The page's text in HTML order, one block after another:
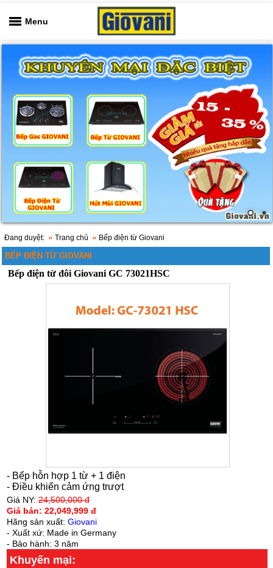
Menu
Đang duyệt: Trang chủ Bếp điện từ Giovani
BẾP ĐIỆN TỪ GIOVANI
Bếp điện từ đôi Giovani GC 73021HSC
- Bếp hỗn hợp 1 từ + 1 điện
- Điều khiển cảm ứng trượt
Giá NY: 24,500,000 đ
Giá bán: 22,049,999 đ
Hãng sản xuất: Giovani
- Xuất xứ: Made in Germany
- Bảo hành: 3 năm
Khuyến mại: